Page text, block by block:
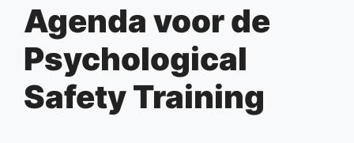
Agenda voor de
Psychological
Safety Training